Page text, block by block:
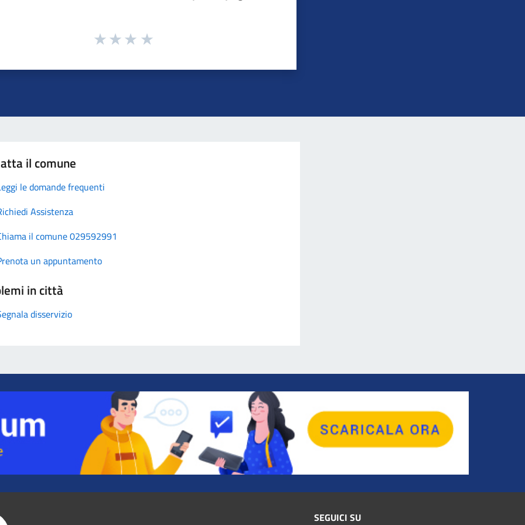
il comune
le domande frequenti
Assistenza
il comune 029592991
un appuntamento
in città
disservizio
SEGUICI SU